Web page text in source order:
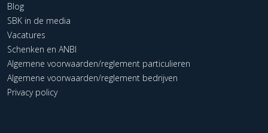
Blog
SBK in de media
Vacatures
Schenken en ANBI
Algemene voorwaarden/reglement particulieren
Algemene voorwaarden/reglement bedrijven
Privacy policy